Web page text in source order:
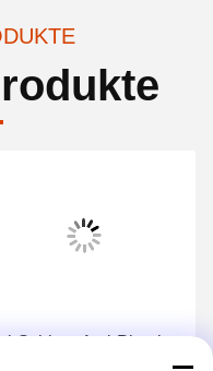
Schlag, Anti-Piercing,